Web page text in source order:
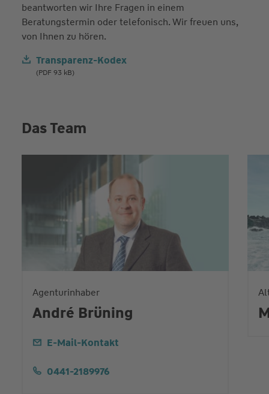
beantworten wir Ihre Fragen in einem
Beratungstermin oder telefonisch. Wir freuen uns,
von Ihnen zu hören.
Transparenz-Kodex
(PDF 93 kB)
Das Team
Agenturinhaber
André Brüning
E-Mail-Kontakt
0441-2189976